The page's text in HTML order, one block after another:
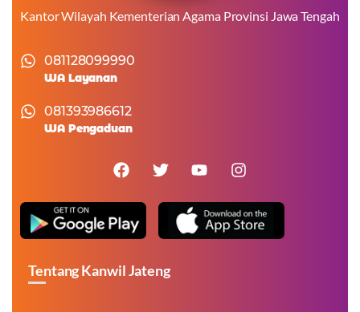
Kantor Wilayah Kementerian Agama Provinsi Jawa Tengah
081128099990
WA Layanan
081393986612
WA Pengaduan
Tentang Kanwil Jateng